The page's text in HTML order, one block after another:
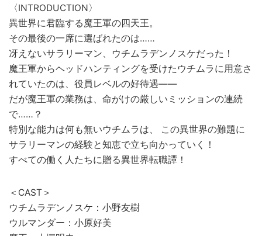
〈INTRODUCTION〉
異世界に君臨する魔王軍の四天王。
その最後の一席に選ばれたのは……
冴えないサラリーマン、ウチムラデンノスケだった！
魔王軍からヘッドハンティングを受けたウチムラに用意さ
れていたのは、役員レベルの好待遇――
だが魔王軍の業務は、命がけの厳しいミッションの連続
で……？
特別な能力は何も無いウチムラは、 この異世界の難題に
サラリーマンの経験と知恵で立ち向かっていく！
すべての働く人たちに贈る異世界転職譚！
＜CAST＞
ウチムラデンノスケ：小野友樹
ウルマンダー：小原好美